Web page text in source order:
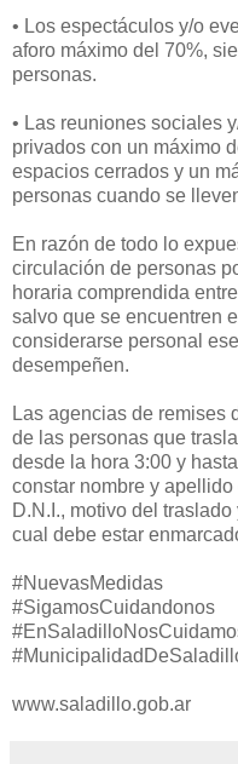
• Los espectáculos y/o
aforo máximo del 70%,
personas.
• Las reuniones sociales
privados con un máximo
espacios cerrados y un
personas cuando se
En razón de todo lo
circulación de personas
horaria comprendida
salvo que se encuentren
considerarse personal
desempeñen.
Las agencias de remises
de las personas que
desde la hora 3:00 y
constar nombre y
D.N.I., motivo del
cual debe estar
#NuevasMedidas
#SigamosCuidandonos
www.saladillo.gob.ar